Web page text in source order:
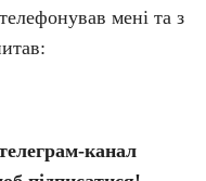
мені та з
канал